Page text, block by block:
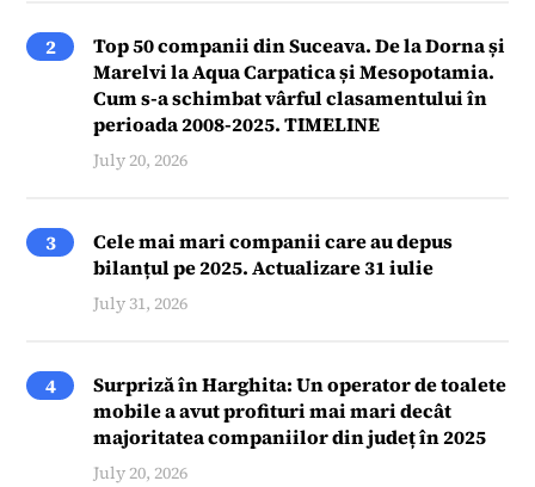
2
Top 50 companii din Suceava. De la Dorna și
Marelvi la Aqua Carpatica și Mesopotamia.
Cum s-a schimbat vârful clasamentului în
perioada 2008-2025. TIMELINE
July 20, 2026
3
Cele mai mari companii care au depus
bilanțul pe 2025. Actualizare 31 iulie
July 31, 2026
4
Surpriză în Harghita: Un operator de toalete
mobile a avut profituri mai mari decât
majoritatea companiilor din județ în 2025
July 20, 2026